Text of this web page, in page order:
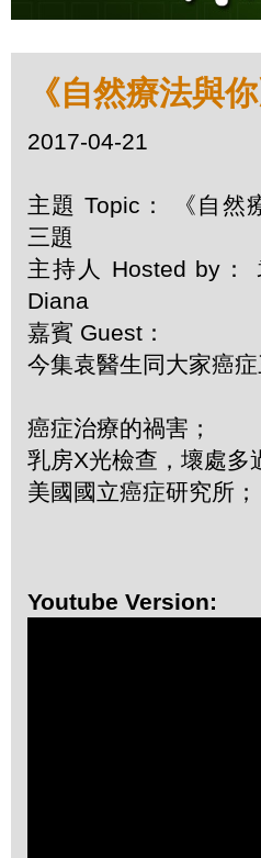
《自然療法與
2017-04-21
主題 Topic： 《自然
三題
主持人 Hosted by：
Diana
嘉賓 Guest：
今集袁醫生同大家癌症
癌症治療的禍害；
乳房X光檢查，壞處多
美國國立癌症研究所；
Youtube Version: